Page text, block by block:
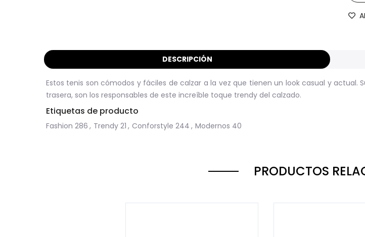
DESCRIPCIÓN
Estos tenis son cómodos y fáciles de calzar a la vez que tienen un look casual y
trasera, son los responsables de este increíble toque trendy del calzado.
Etiquetas de producto
Fashion 286 , Trendy 21 , Conforstyle 244 , Modernos 40
PRODUCTOS